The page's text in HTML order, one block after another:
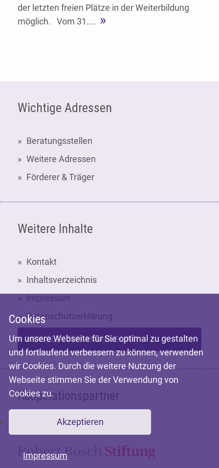
der letzten freien Plätze in der Weiterbildung
möglich. Vom 31....
Wichtige Adressen
Beratungsstellen
Weitere Adressen
Förderer & Träger
Weitere Inhalte
Kontakt
Inhaltsverzeichnis
Impressum
Datenschutzerklärung
NEWSLETTER-ANMELDUNG
Kooperationspartner
Mit freundlicher Unterstützung der
Cookies
Um unsere Webseite für Sie optimal zu gestalten
und fortlaufend verbessern zu können, verwenden
wir Cookies. Durch die weitere Nutzung der
Webseite stimmen Sie der Verwendung von
Cookies zu.
Akzeptieren
Impressum